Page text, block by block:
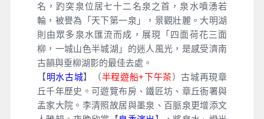
名，趵突泉位居七十二名泉之首，泉水噴湧若
輪，被譽為「天下第一泉」，景觀壯麗。大明湖
則由眾多泉水匯流而成，展現「四面荷花三面
柳，一城山色半城湖」的迷人風光，是感受濟南
古韻與垂柳湖影的最佳去處。
【 明水古城】（半程遊船+下午茶）古城再現章
丘千年歷史。可遊覽布房、鐵匠坊、章丘衙署與
孟家大院。李清照故居與墨泉、百脈泉更增添文